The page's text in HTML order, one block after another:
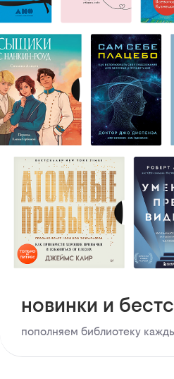
новинки и
пополняем библиотеку